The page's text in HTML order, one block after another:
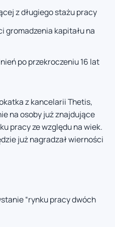
z długiego stażu pracy
gromadzenia kapitału na
po przekroczeniu 16 lat
z kancelarii Thetis,
na osoby już znajdujące
pracy ze względu na wiek.
już nagradzał wierności
“rynku pracy dwóch